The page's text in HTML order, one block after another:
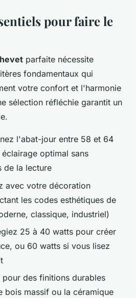
pour faire le
parfaite nécessite
fondamentaux qui
votre confort et l'harmonie
sélection réfléchie garantit un
l'abat-jour entre 58 et 64
optimal sans
de la lecture
avec votre décoration
les codes esthétiques de
classique, industriel)
25 à 40 watts pour créer
ou 60 watts si vous lisez
pour des finitions durables
bois massif ou la céramique